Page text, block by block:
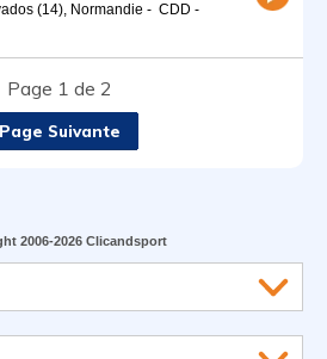
(14), Normandie - CDD -
Page 1 de 2
Page Suivante
2006-2026 Clicandsport